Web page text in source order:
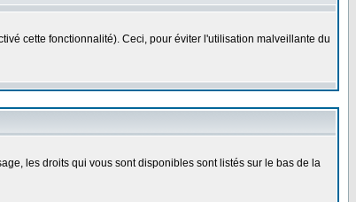
cette fonctionnalité). Ceci, pour éviter l'utilisation malveillante du
les droits qui vous sont disponibles sont listés sur le bas de la